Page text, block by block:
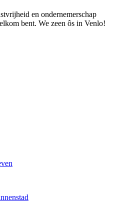
en ondernemerschap
bent. We zeen ôs in Venlo!